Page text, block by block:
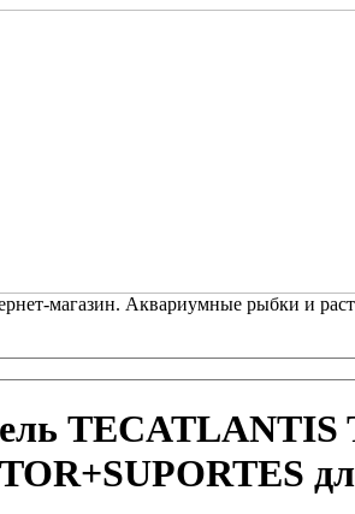
магазин. Аквариумные рыбки и
TECATLANTIS